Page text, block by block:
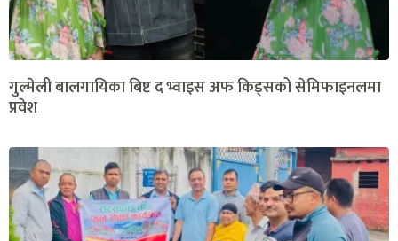
गुल्मेली बालगायिका बिष्ट द भ्वाइस अफ किड्सको सेमिफाइनलमा
प्रवेश